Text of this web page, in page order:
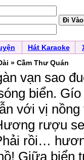
Hát Karaoke
» Cầm Thư Quán
vạn sao
biển.
với vị nồng
rượu
rồi…
Giữa biển